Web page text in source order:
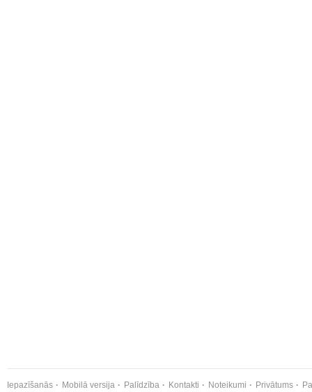
Iepazīšanās Mobilā versija Palīdzība Kontakti Noteikumi Privātums